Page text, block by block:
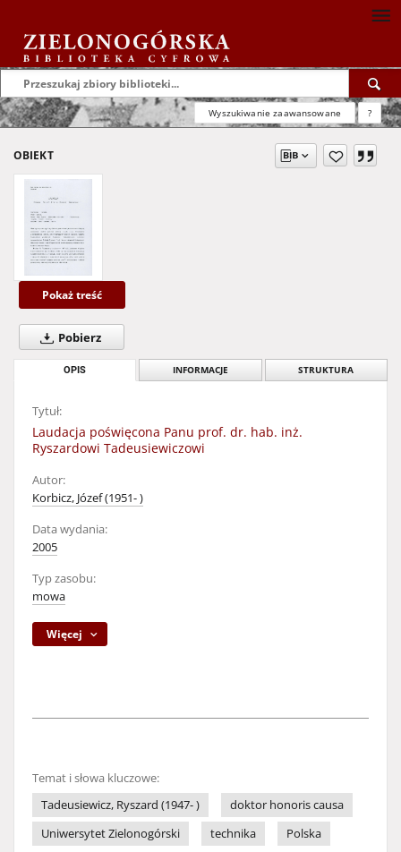
Wyszukiwanie zaawansowane ?
OBIEKT
Pokaż treść
Pobierz
OPIS INFORMACJE STRUKTURA
Tytuł:
Laudacja poświęcona Panu prof. dr. hab. inż.
Ryszardowi Tadeusiewiczowi
Autor:
Korbicz, Józef (1951- )
Data wydania:
2005
Typ zasobu:
mowa
Więcej
Temat i słowa kluczowe:
Tadeusiewicz, Ryszard (1947- )
doktor honoris causa
Uniwersytet Zielonogórski
technika Polska